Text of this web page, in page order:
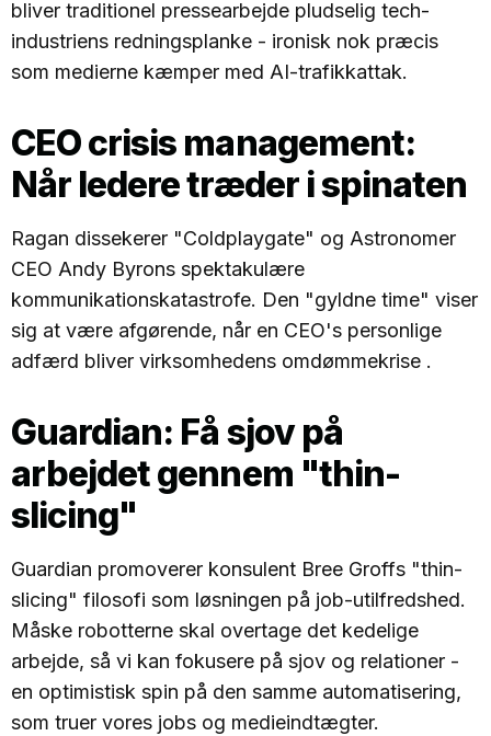
bliver traditionel pressearbejde pludselig tech-
industriens redningsplanke - ironisk nok præcis
som medierne kæmper med AI-trafikkattak.
CEO crisis management:
Når ledere træder i spinaten
Ragan dissekerer "Coldplaygate" og Astronomer
CEO Andy Byrons spektakulære
kommunikationskatastrofe. Den "gyldne time" viser
sig at være afgørende, når en CEO's personlige
adfærd bliver virksomhedens omdømmekrise .
Guardian: Få sjov på
arbejdet gennem "thin-
slicing"
Guardian promoverer konsulent Bree Groffs "thin-
slicing" filosofi som løsningen på job-utilfredshed.
Måske robotterne skal overtage det kedelige
arbejde, så vi kan fokusere på sjov og relationer -
en optimistisk spin på den samme automatisering,
som truer vores jobs og medieindtægter.